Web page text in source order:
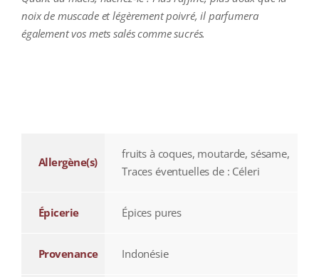
noix de muscade et légèrement poivré, il parfumera
également vos mets salés comme sucrés.
Allergène(s)
fruits à coques, moutarde, sésame,
Traces éventuelles de : Céleri
Épicerie Épices pures
Provenance Indonésie